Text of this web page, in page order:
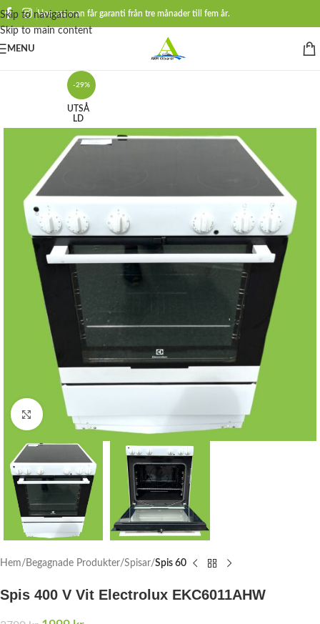
Skip to navigation
Skip to main content
Hos oss man får garanti från tre månader till fem år.
MENU
-29%
UTSÅ
LD
Click to enlarge
Hem Begagnade Produkter Spisar Spis 60
Spis 400 V Vit Electrolux EKC6011AHW